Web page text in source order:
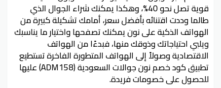
قوية تصل نحو 40%، وهكذا يمكنك شراء الجوال الذي
طالما وددت اقتنائه بأفضل سعر، أمامك تشكيلة كبيرة من
الهواتف الذكية على نون يمكنك تصفحها واختيار ما يناسبك
ويلبي احتياجاتك وذوقك منها، فبدءًا من الهواتف
الاقتصادية وصولاً إلى الهواتف المتطورة الفاخرة تستطيع
تطبيق كود خصم نون جوالات السعودية (ADM158) عليها
للحصول على خصومات فريدة.